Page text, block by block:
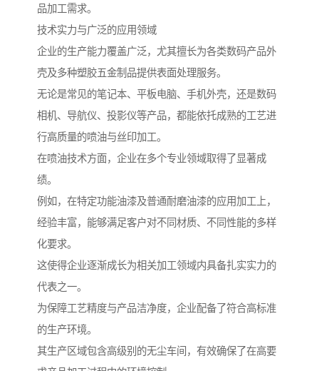
品加工需求。
技术实力与广泛的应用领域
企业的生产能力覆盖广泛，尤其擅长为各类数码产品外
壳及多种塑胶五金制品提供表面处理服务。
无论是常见的笔记本、平板电脑、手机外壳，还是数码
相机、导航仪、投影仪等产品，都能依托成熟的工艺进
行高质量的喷油与丝印加工。
在喷油技术方面，企业在多个专业领域取得了显著成
绩。
例如，在特定功能油漆及普通耐磨油漆的应用加工上，
经验丰富，能够满足客户对不同材质、不同性能的多样
化要求。
这使得企业逐渐成长为相关加工领域内具备扎实实力的
代表之一。
为保障工艺精度与产品洁净度，企业配备了符合高标准
的生产环境。
其生产区域包含高级别的无尘车间，有效确保了在高要